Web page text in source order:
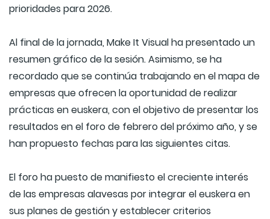
prioridades para 2026.
Al final de la jornada, Make It Visual ha presentado un
resumen gráfico de la sesión. Asimismo, se ha
recordado que se continúa trabajando en el mapa de
empresas que ofrecen la oportunidad de realizar
prácticas en euskera, con el objetivo de presentar los
resultados en el foro de febrero del próximo año, y se
han propuesto fechas para las siguientes citas.
El foro ha puesto de manifiesto el creciente interés
de las empresas alavesas por integrar el euskera en
sus planes de gestión y establecer criterios